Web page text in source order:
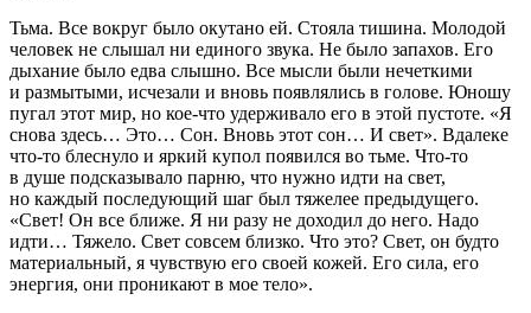
Тьма. Все вокруг было окутано ей. Стояла тишина. Молодой
человек не слышал ни единого звука. Не было запахов. Его
дыхание было едва слышно. Все мысли были нечеткими
и размытыми, исчезали и вновь появлялись в голове. Юношу
пугал этот мир, но кое-что удерживало его в этой пустоте. «Я
снова здесь… Это… Сон. Вновь этот сон… И свет». Вдалеке
что-то блеснуло и яркий купол появился во тьме. Что-то
в душе подсказывало парню, что нужно идти на свет,
но каждый последующий шаг был тяжелее предыдущего.
«Свет! Он все ближе. Я ни разу не доходил до него. Надо
идти… Тяжело. Свет совсем близко. Что это? Свет, он будто
материальный, я чувствую его своей кожей. Его сила, его
энергия, они проникают в мое тело».